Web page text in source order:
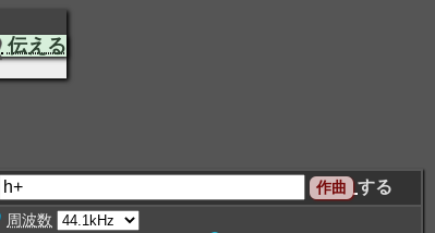
伝える
する
周波数